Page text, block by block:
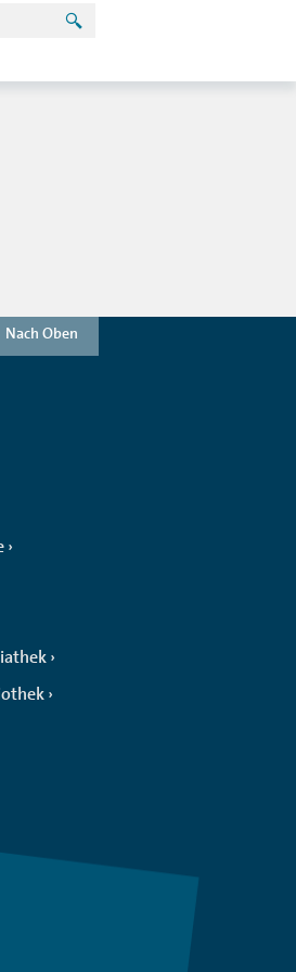
Nach Oben